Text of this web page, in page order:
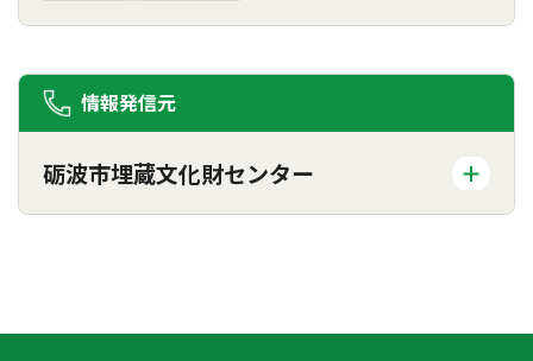
情報発信元
砺波市埋蔵文化財センター